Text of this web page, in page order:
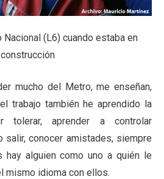
(L6) cuando estaba en
construcción
mucho del Metro, me enseñan,
trabajo también he aprendido la
tolerar, aprender a controlar
salir, conocer amistades, siempre
hay alguien como uno a quién le
mismo idioma con ellos.